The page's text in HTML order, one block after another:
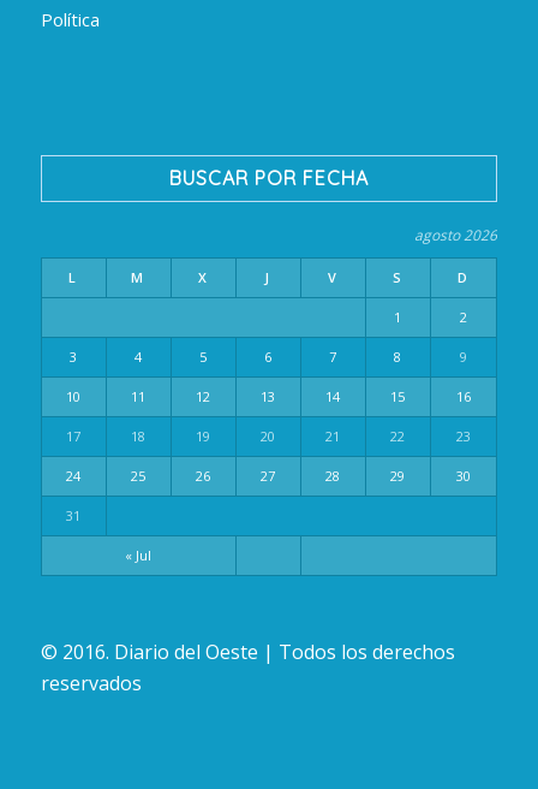
Política
BUSCAR POR FECHA
agosto 2026
L M X J V S D
« Jul
1 2
3 4 5 6 7 8 9
10 11 12 13 14 15 16
17 18 19 20 21 22 23
24 25 26 27 28 29 30
31
© 2016. Diario del Oeste | Todos los derechos
reservados